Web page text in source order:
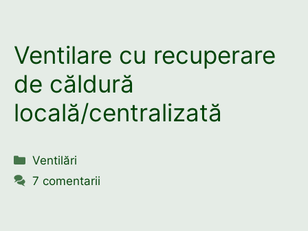
Ventilare cu recuperare
de căldură
locală/centralizată
Categorii
Ventilări
7 comentarii